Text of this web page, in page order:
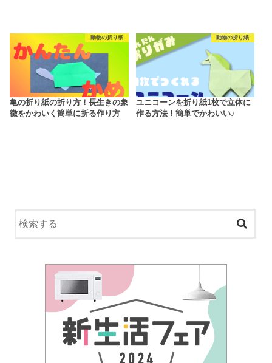
動物の折り紙
亀の折り紙の折り方！長生きの象
徴をかわいく簡単に折る作り方
動物の折り紙
ユニコーンを折り紙1枚で立体に
作る方法！簡単でかわいい♪